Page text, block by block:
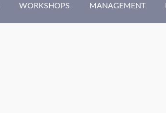
WORKSHOPS MANAGEMENT